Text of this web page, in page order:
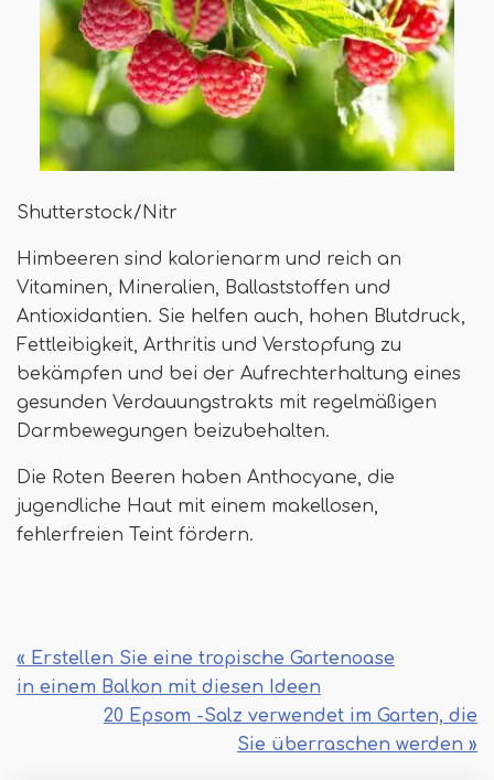
Shutterstock/Nitr
Himbeeren sind kalorienarm und reich an
Vitaminen, Mineralien, Ballaststoffen und
Antioxidantien. Sie helfen auch, hohen Blutdruck,
Fettleibigkeit, Arthritis und Verstopfung zu
bekämpfen und bei der Aufrechterhaltung eines
gesunden Verdauungstrakts mit regelmäßigen
Darmbewegungen beizubehalten.
Die Roten Beeren haben Anthocyane, die
jugendliche Haut mit einem makellosen,
fehlerfreien Teint fördern.
« Erstellen Sie eine tropische Gartenoase
in einem Balkon mit diesen Ideen
20 Epsom -Salz verwendet im Garten, die
Sie überraschen werden »